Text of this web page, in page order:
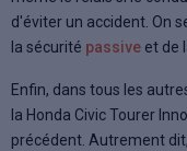
d'éviter un accident. On
la sécurité passive et de
Enfin, dans tous les
la Honda Civic Tourer
précédent. Autrement